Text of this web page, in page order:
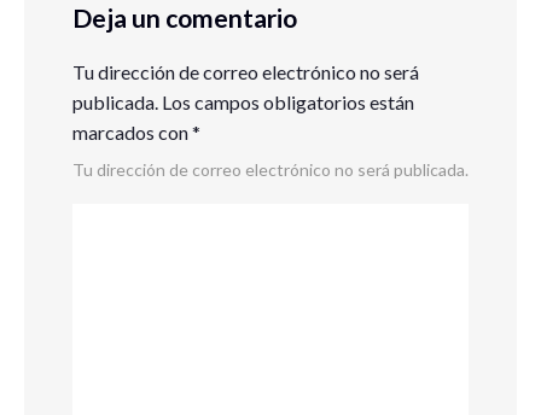
Deja un comentario
Tu dirección de correo electrónico no será
publicada. Los campos obligatorios están
marcados con*
Tu dirección de correo electrónico no será publicada.